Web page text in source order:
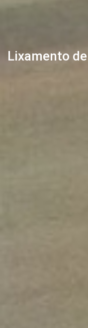
Lixamento de